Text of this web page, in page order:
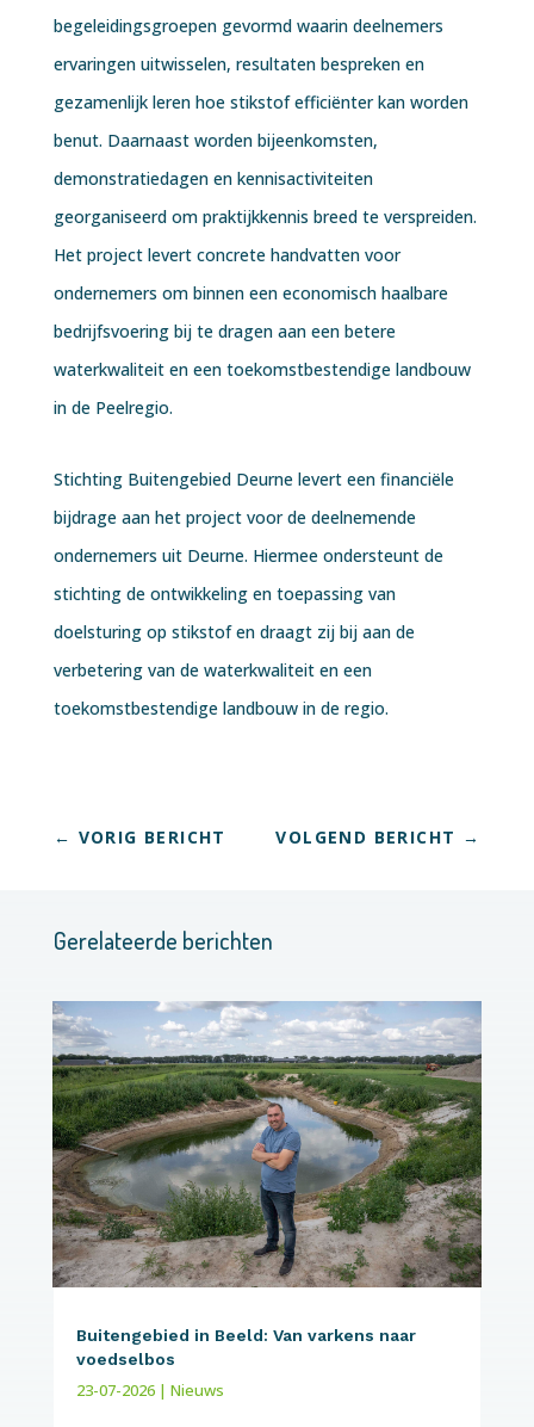
begeleidingsgroepen gevormd waarin deelnemers
ervaringen uitwisselen, resultaten bespreken en
gezamenlijk leren hoe stikstof efficiënter kan worden
benut. Daarnaast worden bijeenkomsten,
demonstratiedagen en kennisactiviteiten
georganiseerd om praktijkkennis breed te verspreiden.
Het project levert concrete handvatten voor
ondernemers om binnen een economisch haalbare
bedrijfsvoering bij te dragen aan een betere
waterkwaliteit en een toekomstbestendige landbouw
in de Peelregio.
Stichting Buitengebied Deurne levert een financiële
bijdrage aan het project voor de deelnemende
ondernemers uit Deurne. Hiermee ondersteunt de
stichting de ontwikkeling en toepassing van
doelsturing op stikstof en draagt zij bij aan de
verbetering van de waterkwaliteit en een
toekomstbestendige landbouw in de regio.
← VORIG BERICHT VOLGEND BERICHT →
Gerelateerde berichten
Buitengebied in Beeld: Van varkens naar
voedselbos
23-07-2026| Nieuws